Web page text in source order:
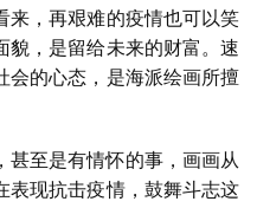
，再艰难的疫情也可以笑
貌，是留给未来的财富。速
会的心态，是海派绘画所擅
甚至是有情怀的事，画画从
表现抗击疫情，鼓舞斗志这